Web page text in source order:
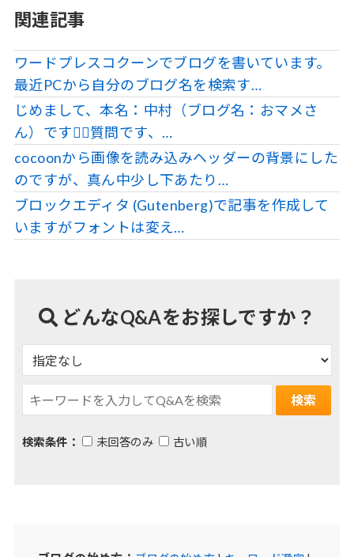
関連記事
ワードプレスコクーンでブログを書いています。
最近PCから自分のブログ名を検索す…
じめまして、本名：中村（ブログ名：おマメさ
ん）です🙇‍♂️質問です、…
cocoonから画像を読み込みヘッダーの背景にした
のですが、真ん中少し下あたり…
ブロックエディタ (Gutenberg)で記事を作成して
いますがフォントは変え…
どんなQ&Aをお探しですか？
検索条件： 未回答のみ 古い順